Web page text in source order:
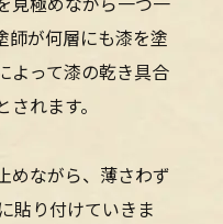
師が何層にも漆を塗
よって漆の乾き具合
れます。
めながら、薄さわず
貼り付けていきま